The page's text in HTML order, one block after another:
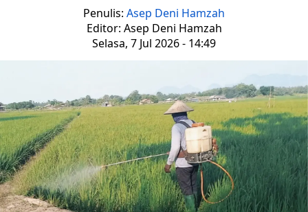
Penulis: Asep Deni Hamzah
Editor: Asep Deni Hamzah
Selasa, 7 Jul 2026 - 14:49